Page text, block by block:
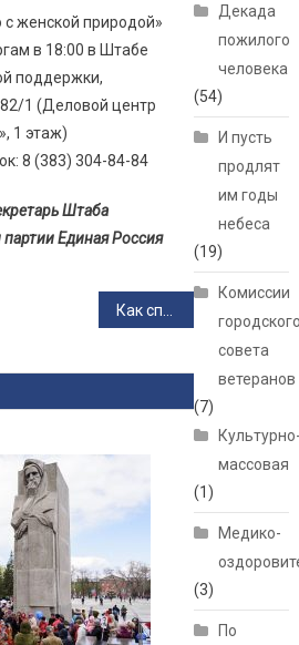
с женской природой»
в 18:00 в Штабе
поддержки,
1 (Деловой центр
1 этаж)
8 (383) 304-84-84
Штаба
партии Единая Россия
записям
Декада
пожилого
человека
(54)
И пусть
продлят
им годы
небеса
(19)
Комиссии
совета
ветеранов
(7)
массовая
(1)
Медико-
(3)
По